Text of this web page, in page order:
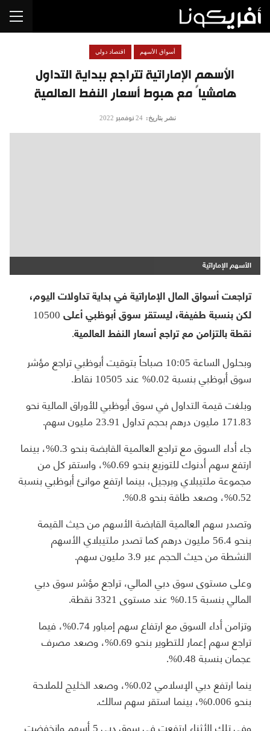
الأسهم الإماراتية تتراجع ببداية التداول
هامشياً مع هبوط أسعار النفط العالمية
أسواق الأسهم اقتصاد دولي
نشر بتاريخ: 24 نوفمبر 2022
الأسهم الإماراتية
تراجعت أسواق المال الإماراتية في بداية تداولات اليوم،
لكن بنسبة طفيفة، ليستقر سوق أبوظبي أعلى 10500
نقطة بالتزامن مع تراجع أسعار النفط العالمية.
وبحلول الساعة 10:05 صباحاً بتوقيت أبوظبي تراجع مؤشر
سوق أبوظبي بنسبة 0.02% عند 10505 نقاط.
وبلغت قيمة التداول في سوق أبوظبي للأوراق المالية نحو
171.83 مليون درهم بحجم تداول 23.91 مليون سهم.
جاء أداء السوق مع تراجع العالمية القابضة بنحو 0.3%، بينما
ارتفع سهم أدنوك للتوزيع بنحو 0.69%، واستقر كل من
مجموعة ملتيبلاي وبرجيل، بينما ارتفع موانئ أبوظبي بنسبة
0.52%، وصعد طاقة بنحو 0.8%.
وتصدر سهم العالمية القابضة الأسهم من حيث القيمة
بنحو 56.4 مليون درهم كما تصدر ملتيبلاي الأسهم
النشطة من حيث الحجم عبر 3.9 مليون سهم.
وعلى مستوى سوق دبي المالي، تراجع مؤشر سوق دبي
المالي بنسبة 0.15% عند مستوى 3321 نقطة.
وتزامن أداء السوق مع ارتفاع سهم إمباور 0.74%، فيما
تراجع سهم إعمار للتطوير بنحو 0.69%، وصعد مصرف
عجمان بنسبة 0.48%.
ينما ارتفع دبي الإسلامي 0.02%، وصعد الخليج للملاحة
بنحو 0.006%، بينما استقر سهم سالك.
وفي تلك الأثناء ارتفعت في سوق دبي 5 أسهم وانخفضت